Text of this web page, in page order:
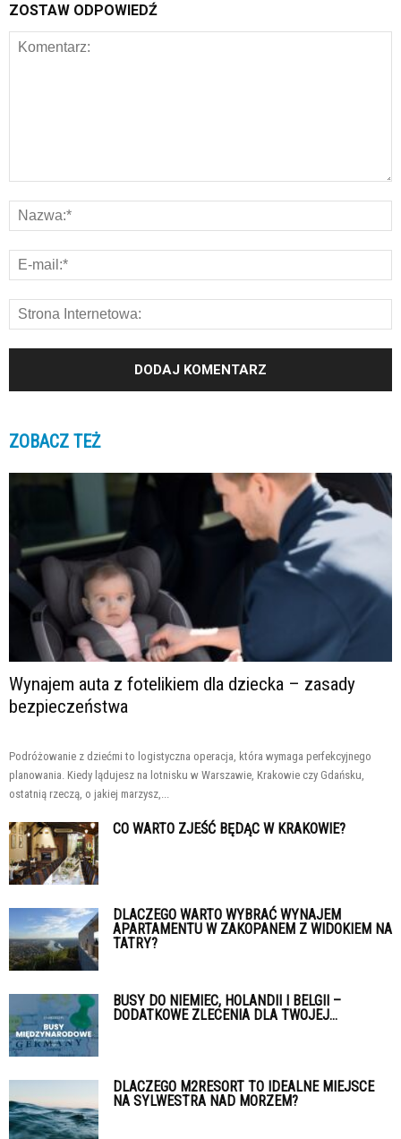
ZOSTAW ODPOWIEDŹ
ZOBACZ TEŻ
Wynajem auta z fotelikiem dla dziecka – zasady
bezpieczeństwa
Podróżowanie z dziećmi to logistyczna operacja, która wymaga perfekcyjnego
planowania. Kiedy lądujesz na lotnisku w Warszawie, Krakowie czy Gdańsku,
ostatnią rzeczą, o jakiej marzysz,...
CO WARTO ZJEŚĆ BĘDĄC W KRAKOWIE?
DLACZEGO WARTO WYBRAĆ WYNAJEM
APARTAMENTU W ZAKOPANEM Z WIDOKIEM NA
TATRY?
BUSY DO NIEMIEC, HOLANDII I BELGII –
DODATKOWE ZLECENIA DLA TWOJEJ...
DLACZEGO M2RESORT TO IDEALNE MIEJSCE
NA SYLWESTRA NAD MORZEM?